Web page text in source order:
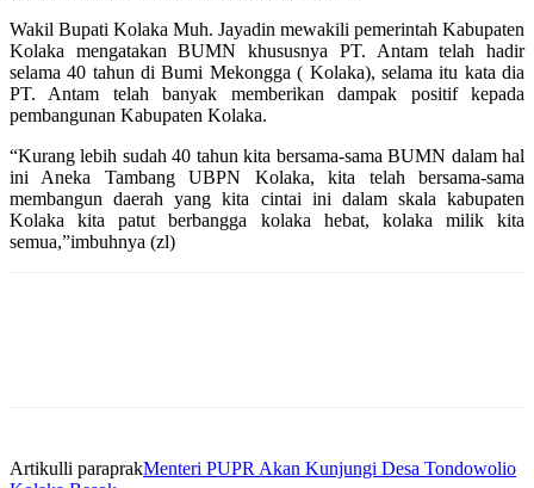
Wakil Bupati Kolaka Muh. Jayadin mewakili pemerintah Kabupaten
Kolaka mengatakan BUMN khususnya PT. Antam telah hadir
selama 40 tahun di Bumi Mekongga ( Kolaka), selama itu kata dia
PT. Antam telah banyak memberikan dampak positif kepada
pembangunan Kabupaten Kolaka.
“Kurang lebih sudah 40 tahun kita bersama-sama BUMN dalam hal
ini Aneka Tambang UBPN Kolaka, kita telah bersama-sama
membangun daerah yang kita cintai ini dalam skala kabupaten
Kolaka kita patut berbangga kolaka hebat, kolaka milik kita
semua,”imbuhnya (zl)
Artikulli paraprakMenteri PUPR Akan Kunjungi Desa Tondowolio